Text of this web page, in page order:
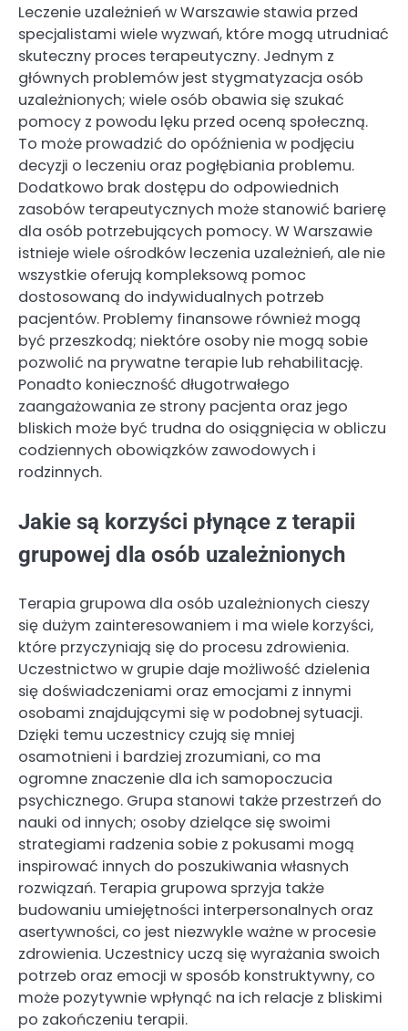
Leczenie uzależnień w Warszawie stawia przed
specjalistami wiele wyzwań, które mogą utrudniać
skuteczny proces terapeutyczny. Jednym z
głównych problemów jest stygmatyzacja osób
uzależnionych; wiele osób obawia się szukać
pomocy z powodu lęku przed oceną społeczną.
To może prowadzić do opóźnienia w podjęciu
decyzji o leczeniu oraz pogłębiania problemu.
Dodatkowo brak dostępu do odpowiednich
zasobów terapeutycznych może stanowić barierę
dla osób potrzebujących pomocy. W Warszawie
istnieje wiele ośrodków leczenia uzależnień, ale nie
wszystkie oferują kompleksową pomoc
dostosowaną do indywidualnych potrzeb
pacjentów. Problemy finansowe również mogą
być przeszkodą; niektóre osoby nie mogą sobie
pozwolić na prywatne terapie lub rehabilitację.
Ponadto konieczność długotrwałego
zaangażowania ze strony pacjenta oraz jego
bliskich może być trudna do osiągnięcia w obliczu
codziennych obowiązków zawodowych i
rodzinnych.
Jakie są korzyści płynące z terapii
grupowej dla osób uzależnionych
Terapia grupowa dla osób uzależnionych cieszy
się dużym zainteresowaniem i ma wiele korzyści,
które przyczyniają się do procesu zdrowienia.
Uczestnictwo w grupie daje możliwość dzielenia
się doświadczeniami oraz emocjami z innymi
osobami znajdującymi się w podobnej sytuacji.
Dzięki temu uczestnicy czują się mniej
osamotnieni i bardziej zrozumiani, co ma
ogromne znaczenie dla ich samopoczucia
psychicznego. Grupa stanowi także przestrzeń do
nauki od innych; osoby dzielące się swoimi
strategiami radzenia sobie z pokusami mogą
inspirować innych do poszukiwania własnych
rozwiązań. Terapia grupowa sprzyja także
budowaniu umiejętności interpersonalnych oraz
asertywności, co jest niezwykle ważne w procesie
zdrowienia. Uczestnicy uczą się wyrażania swoich
potrzeb oraz emocji w sposób konstruktywny, co
może pozytywnie wpłynąć na ich relacje z bliskimi
po zakończeniu terapii.